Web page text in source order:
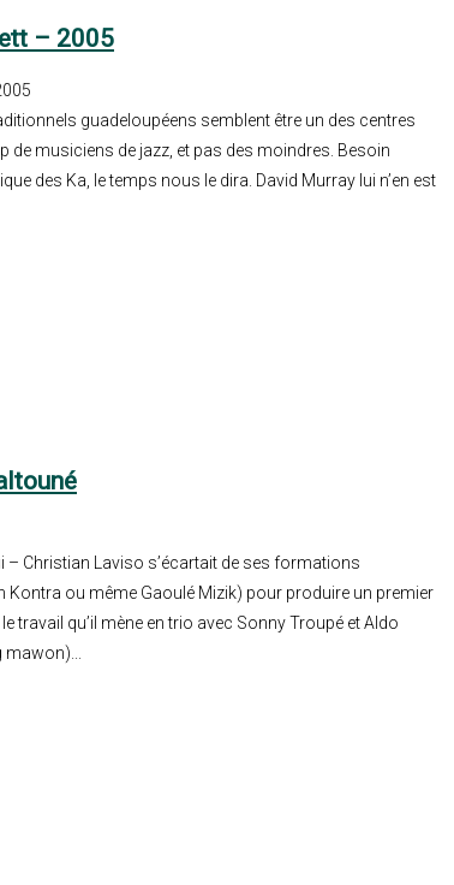
– 2005
guadeloupéens semblent être un des centres
de musiciens de jazz, et pas des moindres. Besoin
des Ka, le temps nous le dira. David Murray lui n’en est
– Christian Laviso s’écartait de ses formations
ou même Gaoulé Mizik) pour produire un premier
travail qu’il mène en trio avec Sonny Troupé et Aldo